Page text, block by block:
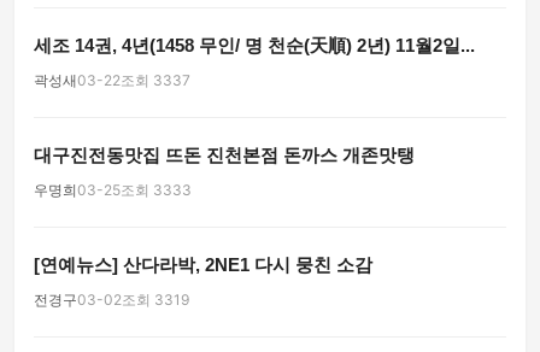
세조 14권, 4년(1458 무인/ 명 천순(天順) 2년) 11월2일...
곽성새03-22조회 3337
대구진전동맛집 뜨돈 진천본점 돈까스 개존맛탱
우명희03-25조회 3333
[연예뉴스] 산다라박, 2NE1 다시 뭉친 소감
전경구03-02조회 3319